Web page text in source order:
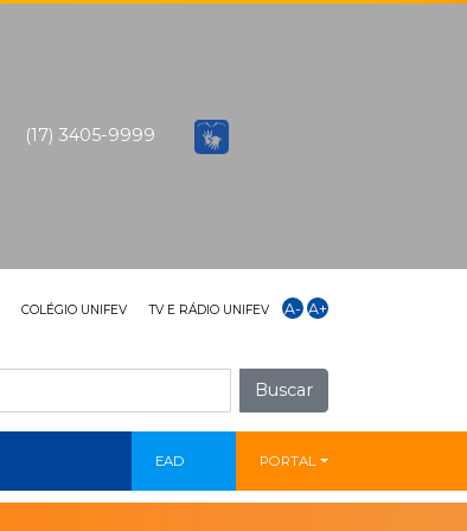
(17) 3405-9999
COLÉGIO UNIFEV TV E RÁDIO UNIFEV A- A+
Buscar
EAD PORTAL